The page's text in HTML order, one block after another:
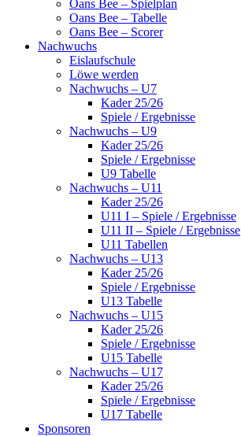
Oans Bee – Spielplan
Oans Bee – Tabelle
Oans Bee – Scorer
Nachwuchs
Eislaufschule
Löwe werden
Nachwuchs – U7
Kader 25/26
Spiele / Ergebnisse
Nachwuchs – U9
Kader 25/26
Spiele / Ergebnisse
U9 Tabelle
Nachwuchs – U11
Kader 25/26
U11 I – Spiele / Ergebnisse
U11 II – Spiele / Ergebnisse
U11 Tabellen
Nachwuchs – U13
Kader 25/26
Spiele / Ergebnisse
U13 Tabelle
Nachwuchs – U15
Kader 25/26
Spiele / Ergebnisse
U15 Tabelle
Nachwuchs – U17
Kader 25/26
Spiele / Ergebnisse
U17 Tabelle
Sponsoren